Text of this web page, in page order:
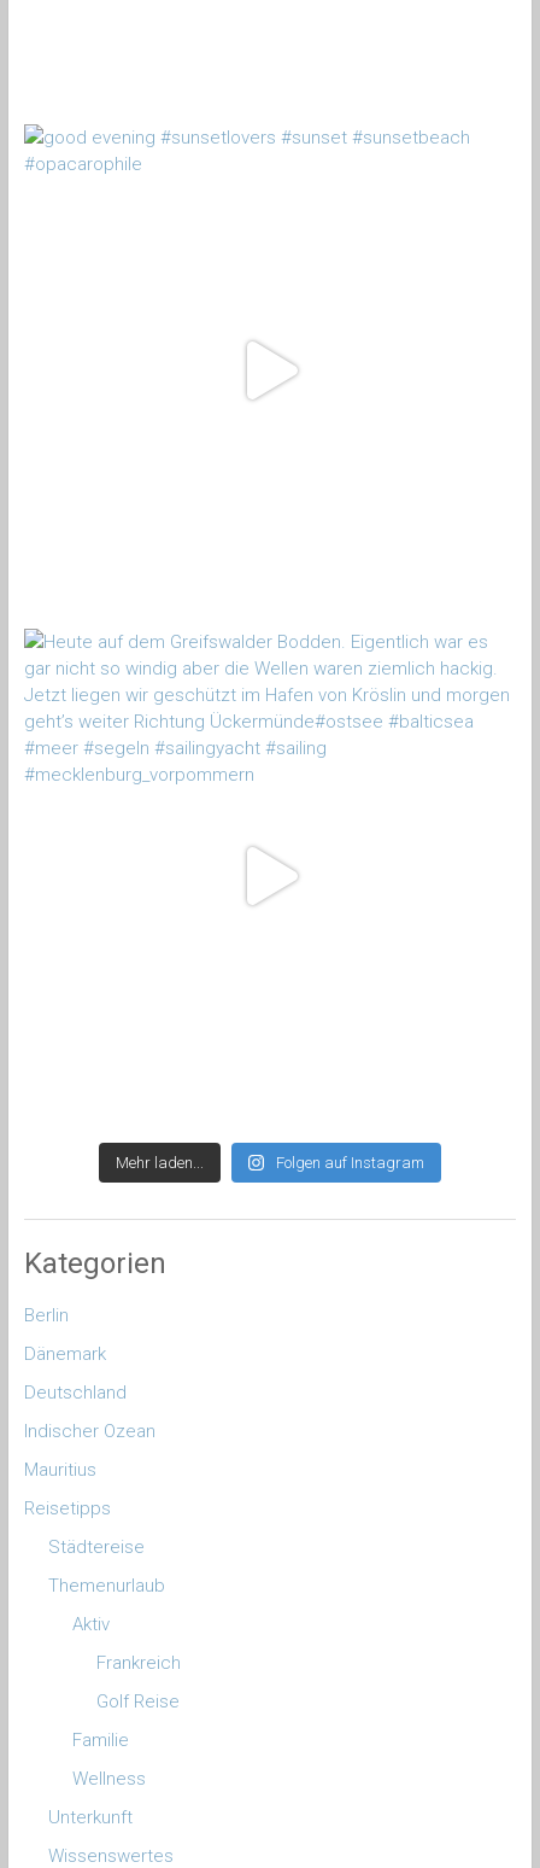
Mehr laden... Folgen auf Instagram
Kategorien
Berlin
Dänemark
Deutschland
Indischer Ozean
Mauritius
Reisetipps
Städtereise
Themenurlaub
Aktiv
Frankreich
Golf Reise
Familie
Wellness
Unterkunft
Wissenswertes